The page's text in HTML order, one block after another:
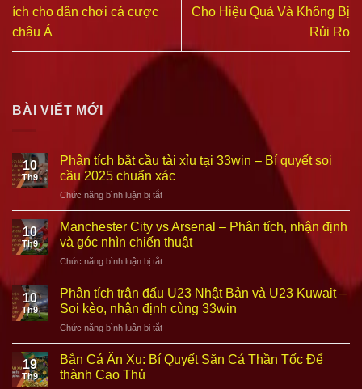
ích cho dân chơi cá cược
châu Á
Cho Hiệu Quả Và Không Bị
Rủi Ro
BÀI VIẾT MỚI
10
Th9
Phân tích bắt cầu tài xỉu tại 33win – Bí quyết soi
cầu 2025 chuẩn xác
Chức năng bình luận bị tắtở
tích
bắt
cầu
tài
xỉu
tại
33win
Bí
quyết
soi
10
Th9
Manchester City vs Arsenal – Phân tích, nhận định
và góc nhìn chiến thuật
Chức năng bình luận bị tắtở
City
vs
Arsenal
–
Phân
tích,
10
Th9
Phân tích trận đấu U23 Nhật Bản và U23 Kuwait –
Soi kèo, nhận định cùng 33win
Chức năng bình luận bị tắtở
tích
trận
19
Th9
Bắn Cá Ăn Xu: Bí Quyết Săn Cá Thần Tốc Để
thành Cao Thủ